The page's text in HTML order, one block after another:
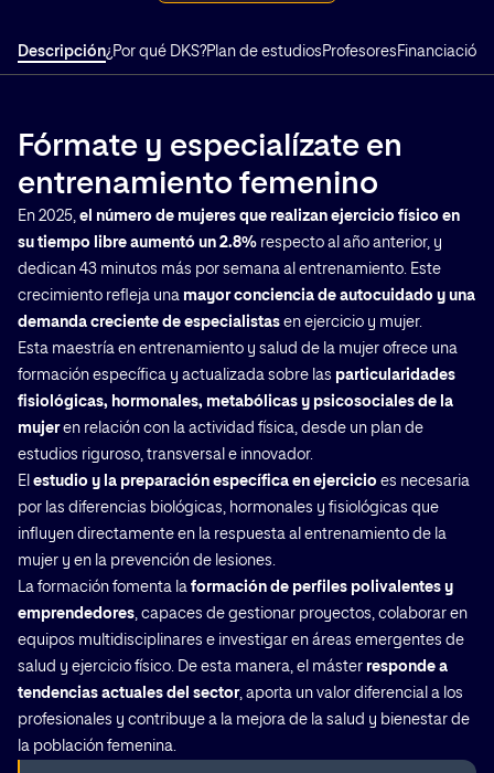
Descripción¿Por qué DKS?Plan de estudios Profesores Financiación
Fórmate y especialízate en
entrenamiento femenino
En 2025, el número de mujeres que realizan ejercicio físico en
su tiempo libre aumentó un 2.8% respecto al año anterior, y
dedican 43 minutos más por semana al entrenamiento. Este
crecimiento refleja una mayor conciencia de autocuidado y una
demanda creciente de especialistas en ejercicio y mujer.
Esta maestría en entrenamiento y salud de la mujer ofrece una
formación específica y actualizada sobre las particularidades
fisiológicas, hormonales, metabólicas y psicosociales de la
mujeren relación con la actividad física, desde un plan de
estudios riguroso, transversal e innovador.
El estudio y la preparación específica en ejercicio es necesaria
por las diferencias biológicas, hormonales y fisiológicas que
influyen directamente en la respuesta al entrenamiento de la
mujer y en la prevención de lesiones.
La formación fomenta la formación de perfiles polivalentes y
emprendedores , capaces de gestionar proyectos, colaborar en
equipos multidisciplinares e investigar en áreas emergentes de
salud y ejercicio físico. De esta manera, el máster responde a
tendencias actuales del sector, aporta un valor diferencial a los
profesionales y contribuye a la mejora de la salud y bienestar de
la población femenina.